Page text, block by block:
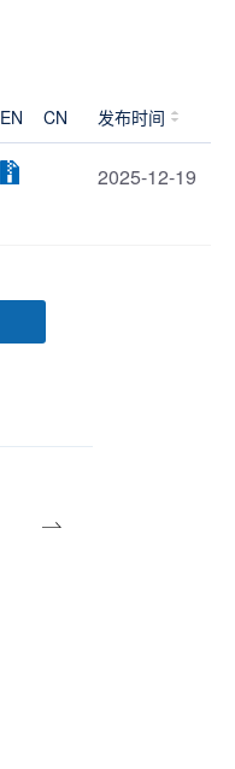
EN CN 发布时间
2025-12-19